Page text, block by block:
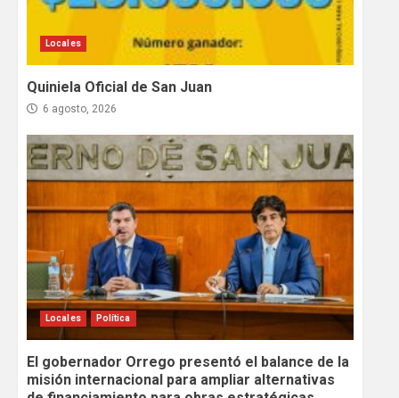
Locales
Quiniela Oficial de San Juan
6 agosto, 2026
Locales Política
El gobernador Orrego presentó el balance de la
misión internacional para ampliar alternativas